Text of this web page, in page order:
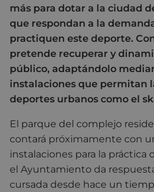
más para dotar a la ciudad
que respondan a la
practiquen este deporte.
pretende recuperar y
público, adaptándolo
instalaciones que permitan
deportes urbanos como el
El parque del complejo
contará próximamente con
instalaciones para la práctica
el Ayuntamiento da
cursada desde hace un